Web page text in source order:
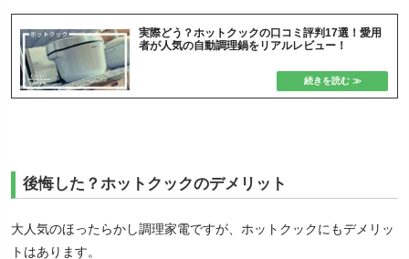
実際どう？ホットクックの口コミ評判17選！愛用
者が人気の自動調理鍋をリアルレビュー！
後悔した？ホットクックのデメリット
大人気のほったらかし調理家電ですが、ホットクックにもデメリッ
トはあります。